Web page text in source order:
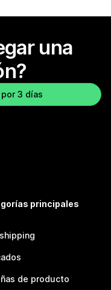
una
3 días
principales
de producto